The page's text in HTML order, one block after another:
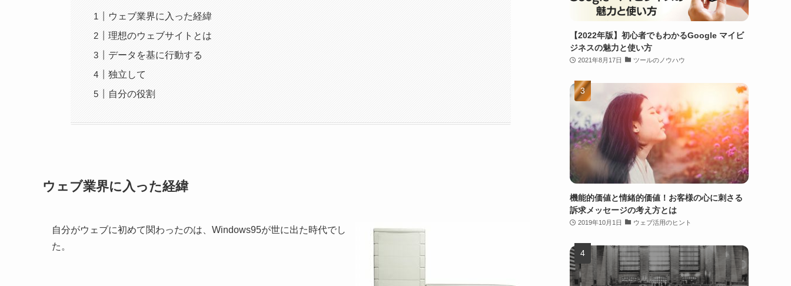
ウェブ業界に入った経緯
理想のウェブサイトとは
データを基に行動する
独立して
自分の役割
ウェブ業界に入った経緯
自分がウェブに初めて関わったのは、Windows95が世に出た時代でし
た。
【2022年版】初心者でもわかるGoogle マイビ
ジネスの魅力と使い方
2021年8月17日 ツールのノウハウ
機能的価値と情緒的価値！お客様の心に刺さる
訴求メッセージの考え方とは
2019年10月1日 ウェブ活用のヒント